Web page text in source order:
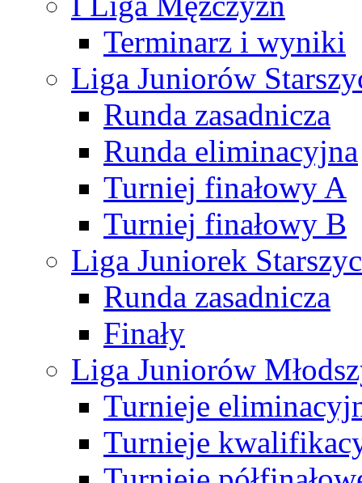
Terminarz i wyniki
Liga Juniorów
Runda zasadnicza
Runda eliminacyjna
Turniej finałowy A
Turniej finałowy B
Liga Juniorek
Runda zasadnicza
Finały
Liga Juniorów
Turnieje
Turnieje